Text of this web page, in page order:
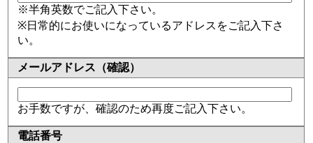
※半角英数でご記入下さい。
※日常的にお使いになっているアドレスをご記入下さ
い。
メールアドレス（確認）
お手数ですが、確認のため再度ご記入下さい。
電話番号